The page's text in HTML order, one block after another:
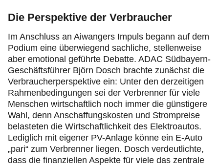
Die Perspektive der Verbraucher
Im Anschluss an Aiwangers Impuls begann auf dem
Podium eine überwiegend sachliche, stellenweise
aber emotional geführte Debatte. ADAC Südbayern-
Geschäftsführer Björn Dosch brachte zunächst die
Verbraucherperspektive ein: Unter den derzeitigen
Rahmenbedingungen sei der Verbrenner für viele
Menschen wirtschaftlich noch immer die günstigere
Wahl, denn Anschaffungskosten und Strompreise
belasteten die Wirtschaftlichkeit des Elektroautos.
Lediglich mit eigener PV-Anlage könne ein E-Auto
„pari“ zum Verbrenner liegen. Dosch verdeutlichte,
dass die finanziellen Aspekte für viele das zentrale